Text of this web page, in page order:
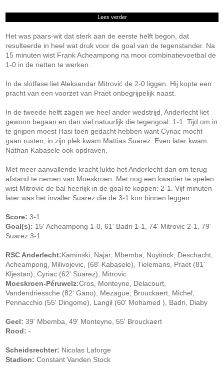
Lees verder
Het was paars-wit dat sterk aan de eerste helft begon, dat
resulteerde in heel wat druk voor de goal van de tegenstander. Na
15 minuten wist Frank Acheampong na mooi combinatievoetbal de
1-0 in de netten te werken.
In de slotfase liet Aleksandar Mitrović de 2-0 liggen. Hij kopte een
pracht van een voorzet van Praet onbegrijpelijk naast.
In de tweede helft zagen we heel ander wedstrijd, Anderlecht liet
gewoon begaan en dan viel natuurlijk die tegengoal: 1-1. Tijd om in
te grijpen moest Hasi toen gedacht hebben want Cyriac mocht
gaan rusten, in zijn plek kwam Mattias Suarez. Even later kwam
Nathan Kabasele ook opdraven.
Met meer aanvallende kracht lukte het Anderlecht dan om terug
afstand te nemen van Moeskroen. Met nog een kwartier te spelen
wist Mitrovic de bal heerlijk in de goal te koppen: 2-1. Vijf minuten
later was het invaller Suarez die de 3-1 kon binnen leggen.
Score: 3-1
Goal(s): 15' Acheampong 1-0, 61' Badri 1-1, 74' Mitrovic 2-1, 79'
Suarez 3-1
RSC Anderlecht:Kaminski, Najar, Mbemba, Nuytinck, Deschacht,
Acheampong, Milivojevic, (68' Kabasele), Tielemans, Praet (81'
Kljestan), Cyriac (62' Suarez), Mitrovic
Moeskroen-Péruwelz:Cros, Monteyne, Delacourt,
Vandendriessche (82' Gano), Mezague, Brouckaert, Michel,
Pennacchio (55' Dingome), Langil (60' Mohamed ), Badri, Diaby
Geel: 39' Mbemba, 49' Monteyne, 55' Brouckaert
Rood: -
Scheidsrechter: Nicolas Laforge
Stadion: Constant Vanden Stock